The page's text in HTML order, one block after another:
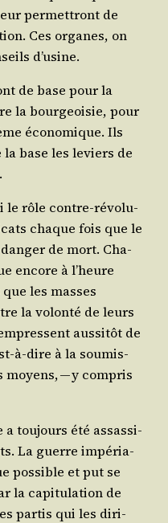
per­met­tront de
Ces organes, on
d’usine.
de base pour la
la bour­geoi­sie, pour
éco­no­mique. Ils
base les leviers de
le rôle contre-révo­lu­
chaque fois que le
de mort. Cha­
encore à l’heure
les masses
la volon­té de leurs
aus­si­tôt de
à-dire à la sou­mis­
— y com­pris
tou­jours été assas­si­
La guerre impé­ria­
pos­sible et put se
la capi­tu­la­tion de
par­tis qui les diri­